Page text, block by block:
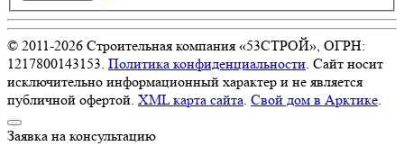
© 2011-2026 Строительная компания «53СТРОЙ», ОГРН:
1217800143153. Политика конфиденциальности. Сайт носит
исключительно информационный характер и не является
публичной офертой. XML карта сайта. Свой дом в Арктике.
Заявка на консультацию